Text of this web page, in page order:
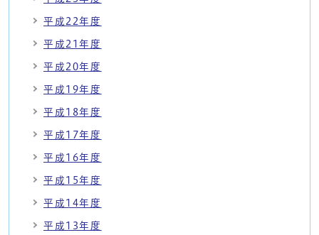
平成22年度
平成21年度
平成20年度
平成19年度
平成18年度
平成17年度
平成16年度
平成15年度
平成14年度
平成13年度